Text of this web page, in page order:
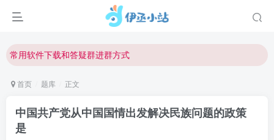
欢迎反馈网站中存在的问题和建议！
常用软件下载和答疑群进群方式
欢迎访问伊丞小站！
首页 题库 正文
中国共产党从中国国情出发解决民族问题的政策
是